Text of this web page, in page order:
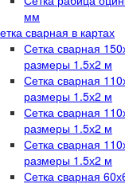
мм
сварная в картах
Сетка сварная
размеры 1.5х2 м
Сетка сварная
размеры 1.5х2 м
Сетка сварная
размеры 1.5х2 м
Сетка сварная
размеры 1.5х2 м
Сетка сварная